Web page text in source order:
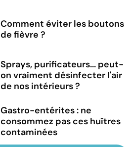
Comment éviter les boutons
de fièvre ?
Sprays, purificateurs... peut-
on vraiment désinfecter l'air
de nos intérieurs ?
Gastro-entérites : ne
consommez pas ces huîtres
contaminées